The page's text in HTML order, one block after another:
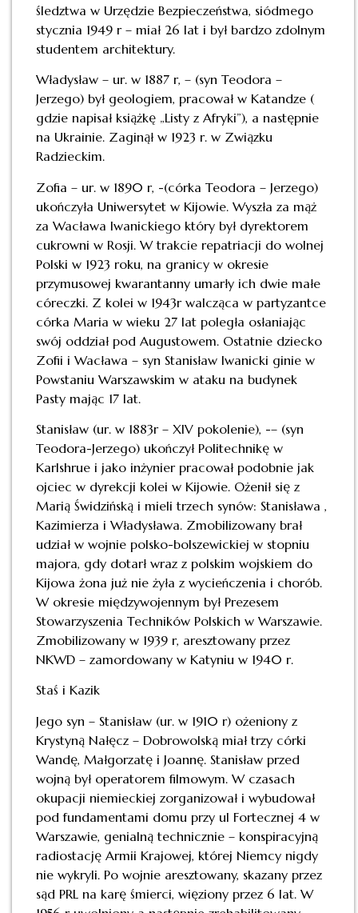
śledztwa w Urzędzie Bezpieczeństwa, siódmego
stycznia 1949 r – miał 26 lat i był bardzo zdolnym
studentem architektury.
Władysław – ur. w 1887 r, – (syn Teodora –
Jerzego) był geologiem, pracował w Katandze (
gdzie napisał książkę „Listy z Afryki”), a następnie
na Ukrainie. Zaginął w 1923 r. w Związku
Radzieckim.
Zofia – ur. w 1890 r, -(córka Teodora – Jerzego)
ukończyła Uniwersytet w Kijowie. Wyszła za mąż
za Wacława Iwanickiego który był dyrektorem
cukrowni w Rosji. W trakcie repatriacji do wolnej
Polski w 1923 roku, na granicy w okresie
przymusowej kwarantanny umarły ich dwie małe
córeczki. Z kolei w 1943r walcząca w partyzantce
córka Maria w wieku 27 lat poległa osłaniając
swój oddział pod Augustowem. Ostatnie dziecko
Zofii i Wacława – syn Stanisław Iwanicki ginie w
Powstaniu Warszawskim w ataku na budynek
Pasty mając 17 lat.
Stanisław (ur. w 1883r – XIV pokolenie), -– (syn
Teodora-Jerzego) ukończył Politechnikę w
Karlshrue i jako inżynier pracował podobnie jak
ojciec w dyrekcji kolei w Kijowie. Ożenił się z
Marią Świdzińską i mieli trzech synów: Stanisława ,
Kazimierza i Władysława. Zmobilizowany brał
udział w wojnie polsko-bolszewickiej w stopniu
majora, gdy dotarł wraz z polskim wojskiem do
Kijowa żona już nie żyła z wycieńczenia i chorób.
W okresie międzywojennym był Prezesem
Stowarzyszenia Techników Polskich w Warszawie.
Zmobilizowany w 1939 r, aresztowany przez
NKWD – zamordowany w Katyniu w 1940 r.
Staś i Kazik
Jego syn – Stanisław (ur. w 1910 r) ożeniony z
Krystyną Nałęcz – Dobrowolską miał trzy córki
Wandę, Małgorzatę i Joannę. Stanisław przed
wojną był operatorem filmowym. W czasach
okupacji niemieckiej zorganizował i wybudował
pod fundamentami domu przy ul Fortecznej 4 w
Warszawie, genialną technicznie – konspiracyjną
radiostację Armii Krajowej, której Niemcy nigdy
nie wykryli. Po wojnie aresztowany, skazany przez
sąd PRL na karę śmierci, więziony przez 6 lat. W